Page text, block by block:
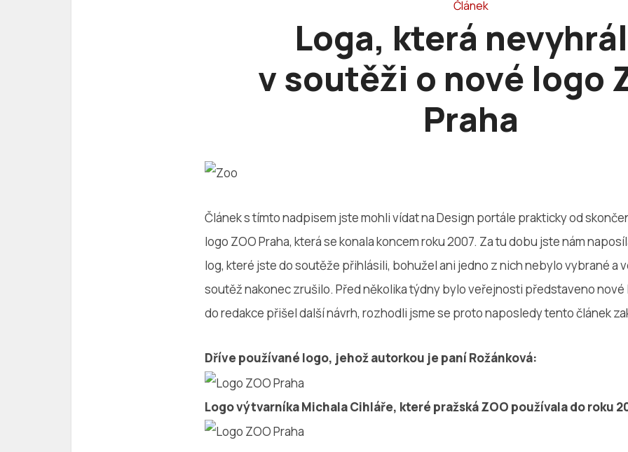
Článek
Loga, která
v soutěži o nové logo
Praha
Článek s tímto nadpisem jste mohli vídat na Design portále prakticky od
logo ZOO Praha, která se konala koncem roku 2007. Za tu dobu jste nám
log, které jste do soutěže přihlásili, bohužel ani jedno z nich nebylo vybrané a
soutěž nakonec zrušilo. Před několika týdny bylo veřejnosti představeno nové
do redakce přišel další návrh, rozhodli jsme se proto naposledy tento článek
Dříve používané logo, jehož autorkou je paní Rožánková:
Logo výtvarníka Michala Cihláře, které pražská ZOO používala do roku